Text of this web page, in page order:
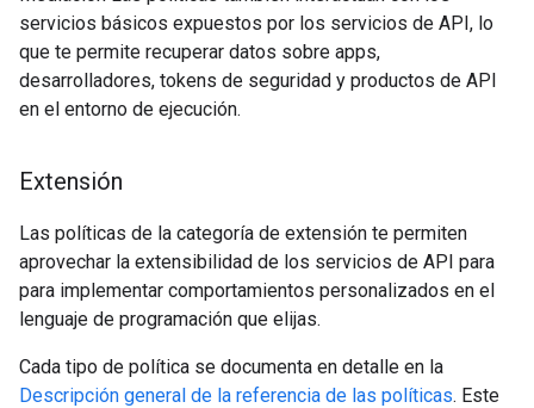
servicios básicos expuestos por los servicios de API, lo
que te permite recuperar datos sobre apps,
desarrolladores, tokens de seguridad y productos de API
en el entorno de ejecución.
Extensión
Las políticas de la categoría de extensión te permiten
aprovechar la extensibilidad de los servicios de API para
para implementar comportamientos personalizados en el
lenguaje de programación que elijas.
Cada tipo de política se documenta en detalle en la
Descripción general de la referencia de las políticas. Este